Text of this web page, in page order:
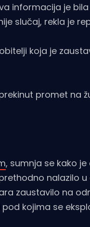
informacija je
slučaj, rekla je
koja je
promet na
, sumnja se kako
nalazilo
zaustavilo na
kojima se